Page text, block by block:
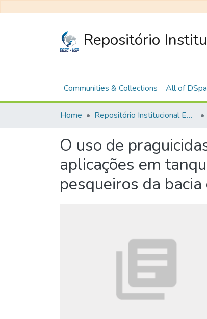
Repositório
Communities & Collections All of
Home Repositório Institucional EESC
O uso de
aplicações em
pesqueiros da